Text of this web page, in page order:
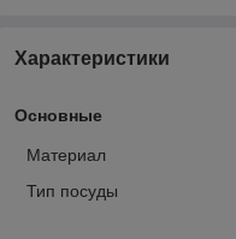
Характеристики
Основные
Материал
Тип посуды